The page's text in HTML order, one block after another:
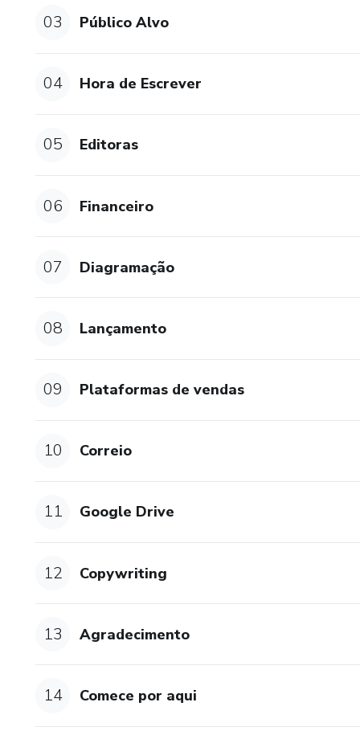
🥰E você ainda conta com
✅ Aula BÔNUS com a
✅ Treinamento ao vivo para
🎁🥳Os 30 primeiros que se
Escrita Criativa com 80
🎁Os 100 primeiros
03 Público Alvo
04 Hora de Escrever
05 Editoras
06 Financeiro
07 Diagramação
08 Lançamento
09 Plataformas de vendas
10 Correio
11 Google Drive
12 Copywriting
13 Agradecimento
14 Comece por aqui